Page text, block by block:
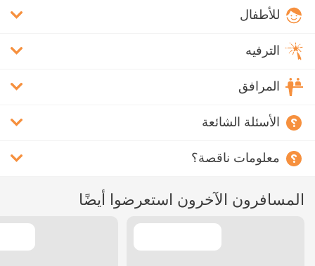
للأطفال
الترفيه
المرافق
الأسئلة الشائعة
معلومات ناقصة؟
المسافرون الآخرون استعرضوا أيضًا